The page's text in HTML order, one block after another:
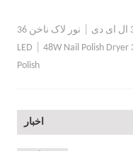
نور لاک ناخن 36
48W Nail Polish Dryer
Polish
اخبار